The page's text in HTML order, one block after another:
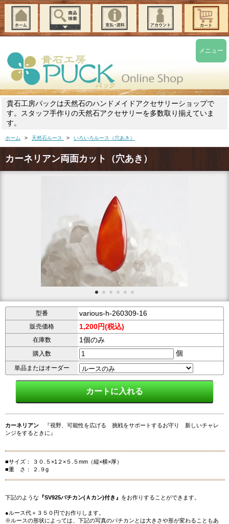
貴石工房パックは天然石のハンドメイドアクセサリーショップで
す。スタッフ手作りの天然石アクセサリーを多数取り揃えていま
す。
ホーム > 天然石ルース > いろいろルース（穴あき）
カーネリアン両面カット（穴あき）
型番 various-h-260309-16
販売価格 1,200円(税込)
在庫数 1個のみ
購入数 個
単品またはオーダー
カーネリアン 『視野、可能性を広げる 挑戦をサポートするお守り 新しいチャレ
ンジをするときに』
■サイズ： ３０.５×1２×５.５mm（縦×横×厚）
■重 さ： ２.９g
下記のような 『SV925バチカン(Ａカン)付き』 をお作りすることができます。
●ルース代＋３５０円でお作りします。
※ルースの形状によっては、下記の写真のバチカンとは大きさや形が変わることもあ
メニュー